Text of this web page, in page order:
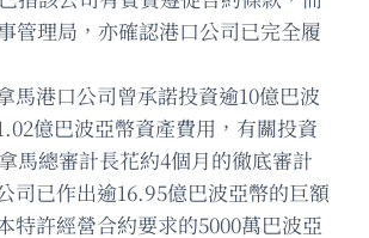
管理局，亦確認港口公司已完全履
馬港口公司曾承諾投資逾10億巴波
億巴波亞幣資產費用，有關投資
馬總審計長花約4個月的徹底審計
司已作出逾16.95億巴波亞幣的巨額
特許經營合約要求的5000萬巴波亞